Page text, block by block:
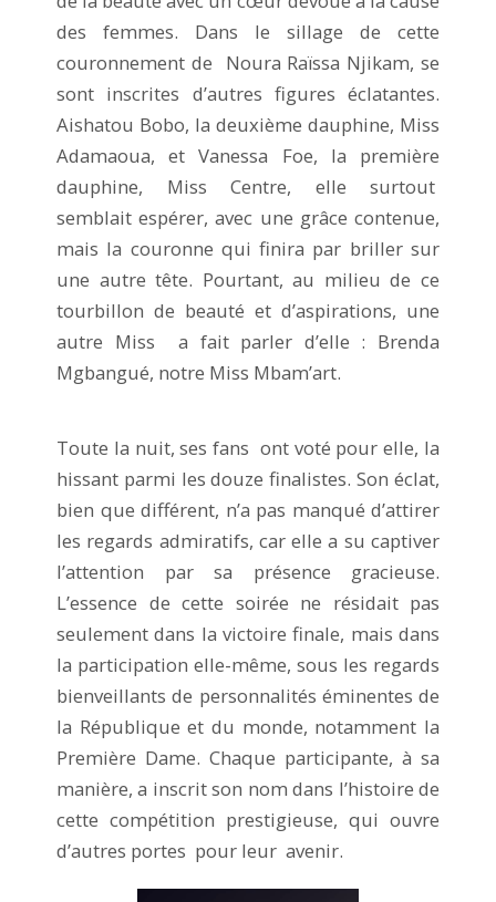
des femmes. Dans le sillage de cette
couronnement de Noura Raïssa Njikam, se
sont inscrites d’autres figures éclatantes.
Aishatou Bobo, la deuxième dauphine, Miss
Adamaoua, et Vanessa Foe, la première
dauphine, Miss Centre, elle surtout
semblait espérer, avec une grâce contenue,
mais la couronne qui finira par briller sur
une autre tête. Pourtant, au milieu de ce
tourbillon de beauté et d’aspirations, une
autre Miss a fait parler d’elle : Brenda
Mgbangué, notre Miss Mbam’art.
Toute la nuit, ses fans ont voté pour elle, la
hissant parmi les douze finalistes. Son éclat,
bien que différent, n’a pas manqué d’attirer
les regards admiratifs, car elle a su captiver
l’attention par sa présence gracieuse.
L’essence de cette soirée ne résidait pas
seulement dans la victoire finale, mais dans
la participation elle-même, sous les regards
bienveillants de personnalités éminentes de
la République et du monde, notamment la
Première Dame. Chaque participante, à sa
manière, a inscrit son nom dans l’histoire de
cette compétition prestigieuse, qui ouvre
d’autres portes pour leur avenir.